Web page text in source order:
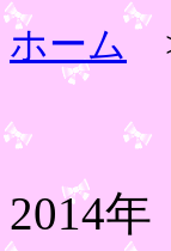
ホーム
2014